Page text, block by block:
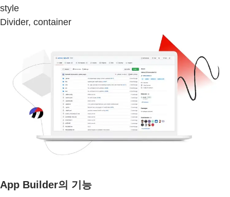
style
Divider, container
App Builder의 기능